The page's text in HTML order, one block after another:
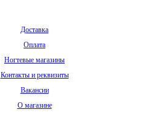
Доставка
Оплата
Ногтевые магазины
Контакты и реквизиты
Вакансии
О магазине